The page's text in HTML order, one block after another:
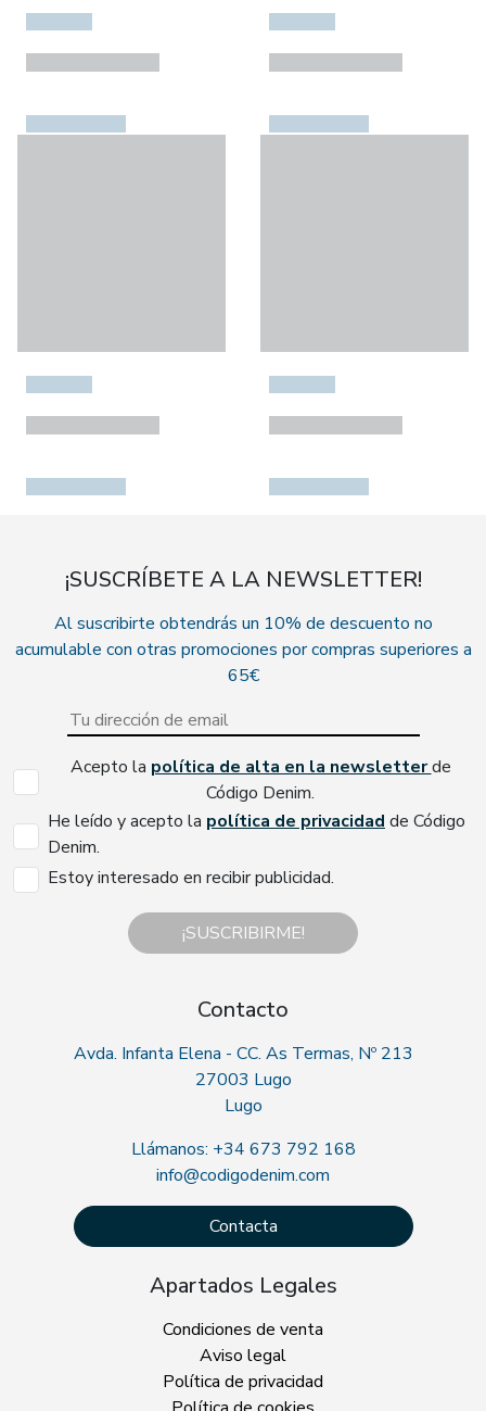
¡SUSCRÍBETE A LA NEWSLETTER!
Al suscribirte obtendrás un 10% de descuento no
acumulable con otras promociones por compras superiores a
65€
Acepto la política de alta en la newsletterde
Código Denim.
He leído y acepto la política de privacidadde Código
Denim.
Estoy interesado en recibir publicidad.
¡SUSCRIBIRME!
Contacto
Avda. Infanta Elena - CC. As Termas, Nº 213
27003 Lugo
Lugo
Llámanos: +34 673 792 168
info@codigodenim.com
Contacta
Apartados Legales
Condiciones de venta
Aviso legal
Política de privacidad